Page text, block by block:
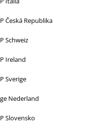
Česká Republika
Schweiz
Ireland
Sverige
Nederland
Slovensko
je klaar
uur.Meer informatie